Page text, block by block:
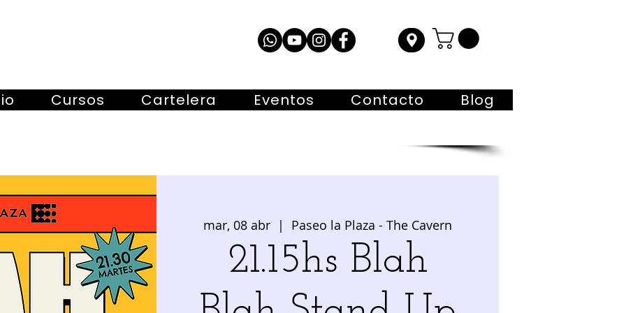
Cursos Cartelera Eventos Contacto Blog
mar, 08 abr
  |
Paseo la Plaza - The Cavern
21.15hs Blah